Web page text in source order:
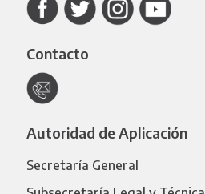
Contacto
Autoridad de Aplicación
Secretaría General